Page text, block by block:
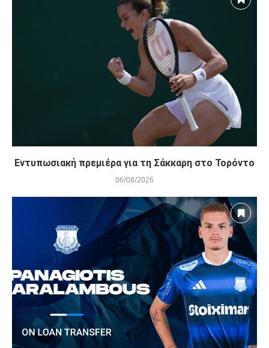
Εντυπωσιακή πρεμιέρα για τη Σάκκαρη στο Τορόντο
06/08/2026